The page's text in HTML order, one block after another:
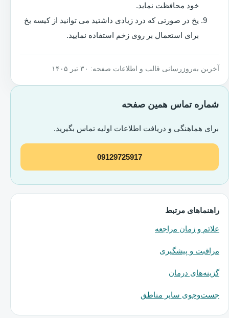
خود محافظت نماید.
یخ در صورتی که درد زیادی داشتید می توانید از کیسه یخ
برای استعمال بر روی زخم استفاده نمایید.
آخرین به‌روزرسانی قالب و اطلاعات صفحه: ۳۰ تیر ۱۴۰۵
شماره تماس همین صفحه
برای هماهنگی و دریافت اطلاعات اولیه تماس بگیرید.
09129725917
راهنماهای مرتبط
علائم و زمان مراجعه
مراقبت و پیشگیری
گزینه‌های درمان
جست‌وجوی سایر مناطق